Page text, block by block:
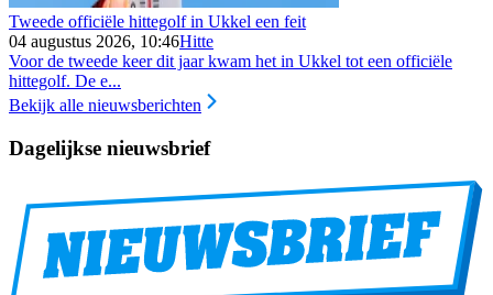
Tweede officiële hittegolf in Ukkel een feit
04 augustus 2026, 10:46Hitte
Voor de tweede keer dit jaar kwam het in Ukkel tot een officiële
hittegolf. De e...
Bekijk alle nieuwsberichten
Dagelijkse nieuwsbrief